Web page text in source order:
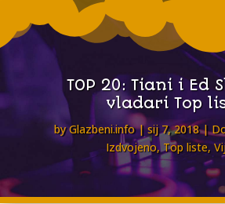
TOP 20: Tiani i Ed
vladari Top
byGlazbeni.info sij 7, 2018
Izdvojeno,Top liste,